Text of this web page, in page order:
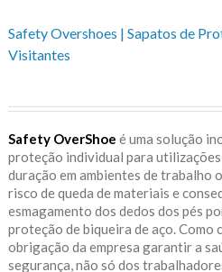
Safety Overshoes | Sapatos de
Visitantes
Safety OverShoe é uma solução
proteção individual para
duração em ambientes de trabalho
risco de queda de materiais e
esmagamento dos dedos dos pés
proteção de biqueira de aço. Como
obrigação da empresa garantir a
segurança, não só dos